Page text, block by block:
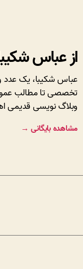
از عباس
عباس شکیبا، یک عدد
تخصصی تا مطالب
وبلاگ نویسی قدیمی اهل
مشاهده بایگانی →